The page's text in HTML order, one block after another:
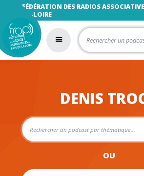
FÉDÉRATION DES RADIOS
LA-LOIRE
DENIS
OU